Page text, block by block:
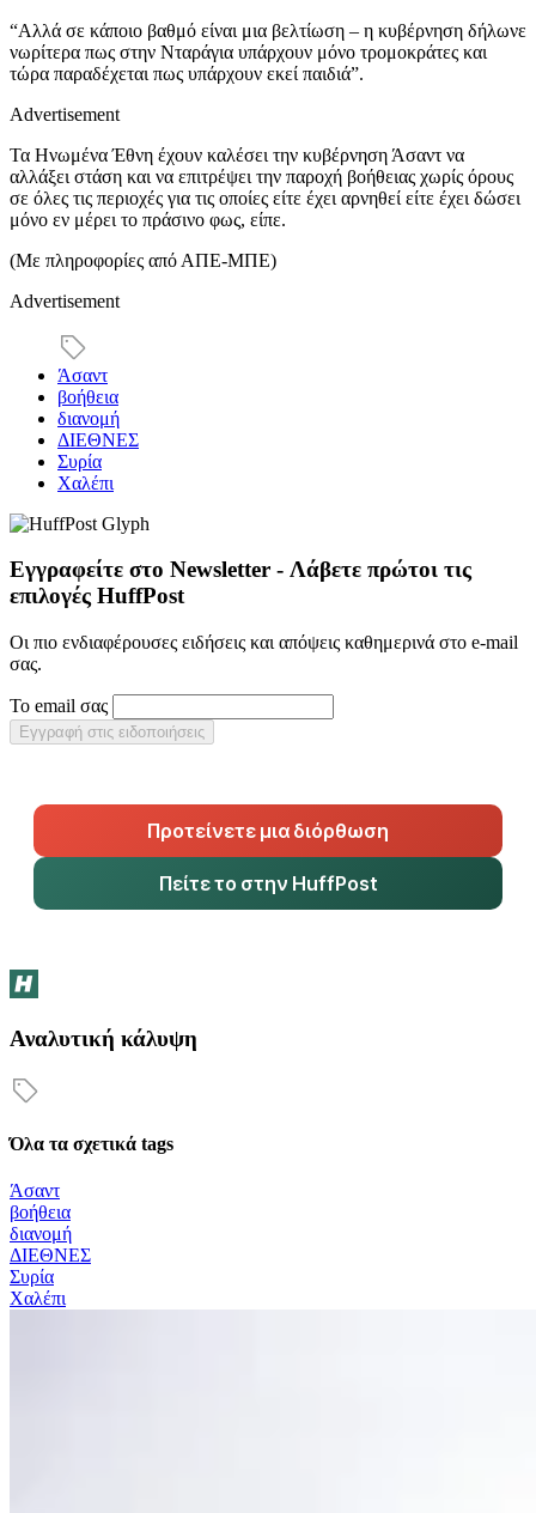
“Αλλά σε κάποιο βαθμό είναι μια βελτίωση – η κυβέρνηση δήλωνε
νωρίτερα πως στην Νταράγια υπάρχουν μόνο τρομοκράτες και
τώρα παραδέχεται πως υπάρχουν εκεί παιδιά”.
Advertisement
Τα Ηνωμένα Έθνη έχουν καλέσει την κυβέρνηση Άσαντ να
αλλάξει στάση και να επιτρέψει την παροχή βοήθειας χωρίς όρους
σε όλες τις περιοχές για τις οποίες είτε έχει αρνηθεί είτε έχει δώσει
μόνο εν μέρει το πράσινο φως, είπε.
(Με πληροφορίες από ΑΠΕ-ΜΠΕ)
Advertisement
Άσαντ
βοήθεια
διανομή
ΔΙΕΘΝΕΣ
Συρία
Χαλέπι
Εγγραφείτε στο Newsletter - Λάβετε πρώτοι τις
επιλογές HuffPost
Οι πιο ενδιαφέρουσες ειδήσεις και απόψεις καθημερινά στο e-mail
σας.
Το email σας
Εγγραφή στις ειδοποιήσεις
Προτείνετε μια διόρθωση
Πείτε το στην HuffPost
Αναλυτική κάλυψη
Όλα τα σχετικά tags
Άσαντ
βοήθεια
διανομή
ΔΙΕΘΝΕΣ
Συρία
Χαλέπι